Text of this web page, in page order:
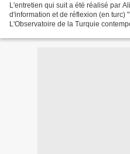
L'entretien qui suit a été réalisé par
d'information et de réflexion (en turc)
L'Observatoire de la Turquie